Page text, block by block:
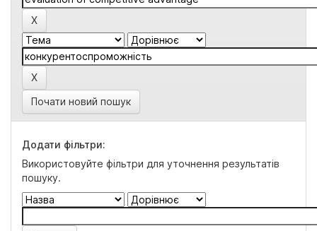
Почати новий пошук
Додати фільтри:
Використовуйте фільтри для уточнення результатів
пошуку.